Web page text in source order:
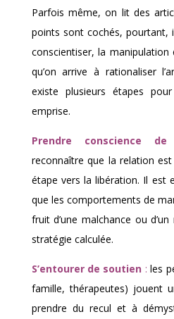
Parfois même, on lit des
points sont cochés, pourtant,
conscientiser, la
qu’on arrive à rationaliser
existe plusieurs étapes
emprise.
Prendre conscience
reconnaître que la relation
étape vers la libération. Il est
que les comportements de
fruit d’une malchance ou
stratégie calculée.
S’entourer de soutien : les
famille, thérapeutes) jouent
prendre du recul et à